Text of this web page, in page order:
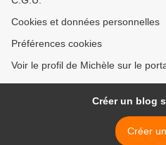
Cookies et données personnelles
Préférences cookies
Voir le profil de Michèle sur le
Créer un blog
Créer